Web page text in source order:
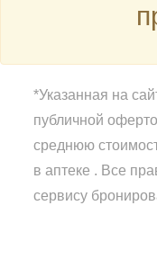
*Указанная на
публичной
среднюю
в аптеке . Все
сервису